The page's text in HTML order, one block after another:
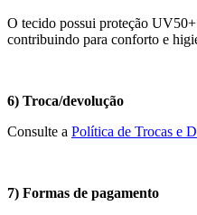
O tecido possui proteção
contribuindo para conforto e
6) Troca/devolução
Consulte a Política de Trocas e
7) Formas de pagamento